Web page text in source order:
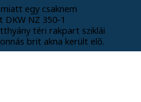
egy csaknem
NZ 350-1
téri rakpart sziklái
brit akna került elő.